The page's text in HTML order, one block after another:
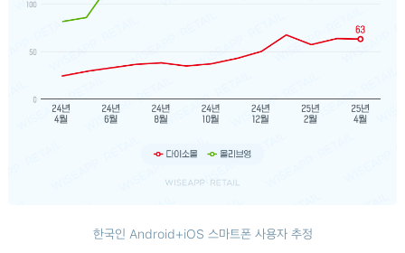
한국인 Android+iOS 스마트폰 사용자 추정